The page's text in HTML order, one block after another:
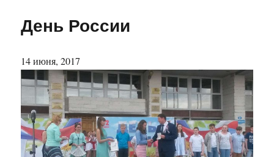
День России
14 июня, 2017